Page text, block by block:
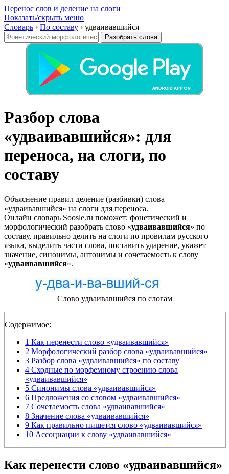
Перенос слов и деление на слоги
Показать/скрыть меню
Словарь › По составу › удваивавшийся
Разобрать слова
Разбор слова
«удваивавшийся»: для
переноса, на слоги, по
составу
Объяснение правил деление (разбивки) слова
«удваивавшийся» на слоги для переноса.
Онлайн словарь Soosle.ru поможет: фонетический и
морфологический разобрать слово «удваивавшийся» по
составу, правильно делить на слоги по провилам русского
языка, выделить части слова, поставить ударение, укажет
значение, синонимы, антонимы и сочетаемость к слову
«удваивавшийся».
Слово удваивавшийся по слогам
Содержимое:
1 Как перенести слово «удваивавшийся»
2 Морфологический разбор слова «удваивавшийся»
3 Разбор слова «удваивавшийся» по составу
4 Сходные по морфемному строению слова
«удваивавшийся»
5 Синонимы слова «удваивавшийся»
6 Предложения со словом «удваивавшийся»
7 Сочетаемость слова «удваивавшийся»
8 Значение слова «удваивавшийся»
9 Как правильно пишется слово «удваивавшийся»
10 Ассоциации к слову «удваивавшийся»
Как перенести слово «удваивавшийся»